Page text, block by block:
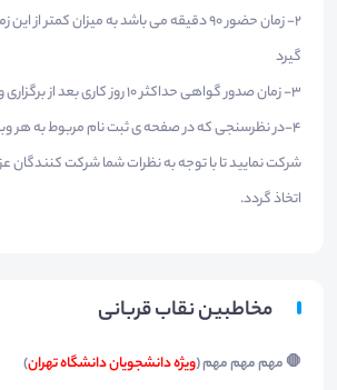
2- زمان حضور 90 دقیقه می باشد به میزان کمتر
گیرد
3- زمان صدور گواهی حداکثر 10 روز کاری بعد از برگزاری وبینار می باشد
4-در نظرسنجی که در صفحه ی ثبت نام مربوط به هر
شرکت نمایید تا با توجه به نظرات شما شرکت کنندگان
اتخاذ گردد.
مخاطبین نقاب قربانی
🛑 مهم مهم مهم (ویژه دانشجویان دانشگاه تهران)